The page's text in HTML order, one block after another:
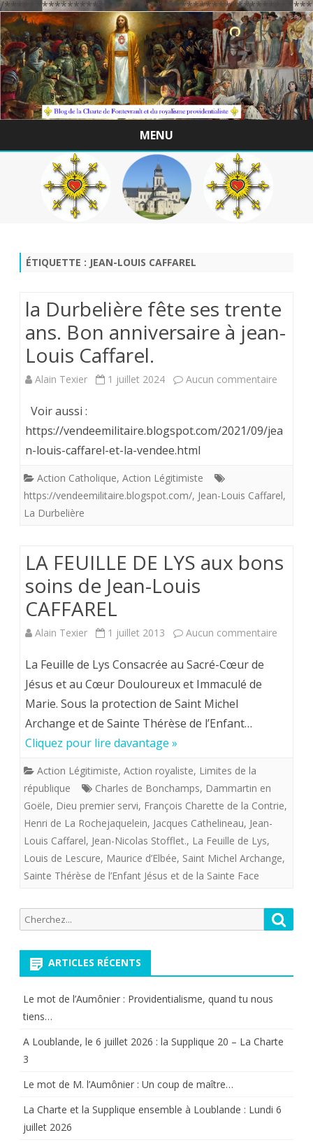
/
MENU
Skip
to
content
ÉTIQUETTE : JEAN-LOUIS CAFFAREL
la Durbelière fête ses trente
ans. Bon anniversaire à jean-
Louis Caffarel.
Alain Texier 1 juillet 2024 Aucun commentaire
trente
Voir aussi :
https://vendeemilitaire.blogspot.com/2021/09/jea
n-louis-caffarel-et-la-vendee.html
Action Catholique, Action Légitimiste
https://vendeemilitaire.blogspot.com/, Jean-Louis Caffarel,
La Durbelière
LA FEUILLE DE LYS aux bons
soins de Jean-Louis
CAFFAREL
Alain Texier 1 juillet 2013 Aucun commentaire
soins
La Feuille de Lys Consacrée au Sacré-Cœur de
Jésus et au Cœur Douloureux et Immaculé de
Marie. Sous la protection de Saint Michel
Archange et de Sainte Thérèse de l’Enfant…
Cliquez pour lire davantage »
Action Légitimiste, Action royaliste, Limites de la
république
Charles de Bonchamps, Dammartin en
Goële, Dieu premier servi, François Charette de la Contrie,
Henri de La Rochejaquelein, Jacques Cathelineau, Jean-
Louis Caffarel, Jean-Nicolas Stofflet., La Feuille de Lys,
Louis de Lescure, Maurice d’Elbée, Saint Michel Archange,
Sainte Thérèse de l’Enfant Jésus et de la Sainte Face
Recherche
pour:
ARTICLES RÉCENTS
Le mot de l’Aumônier : Providentialisme, quand tu nous
tiens…
A Loublande, le 6 juillet 2026 : la Supplique 20 – La Charte
3
Le mot de M. l’Aumônier : Un coup de maître…
La Charte et la Supplique ensemble à Loublande : Lundi 6
juillet 2026